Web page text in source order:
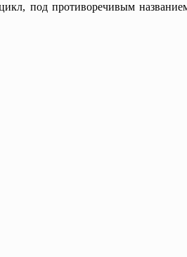
под противоречивым